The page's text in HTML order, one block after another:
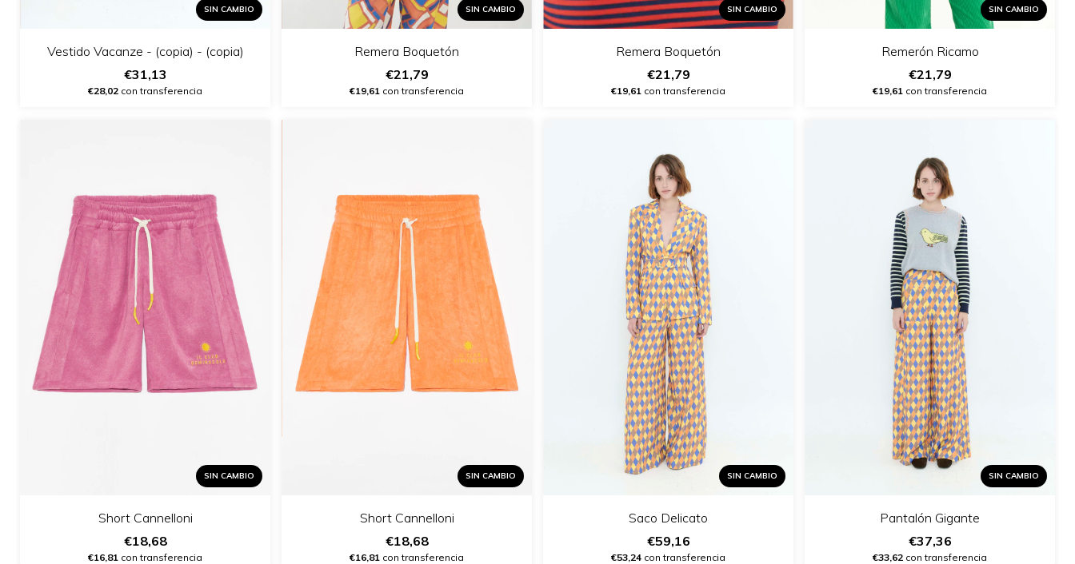
SIN CAMBIO
Vestido Vacanze - (copia) - (copia)
€31,13
€28,02 con transferencia
SIN CAMBIO
Remera Boquetón
€21,79
€19,61 con transferencia
SIN CAMBIO
Remera Boquetón
€21,79
€19,61 con transferencia
SIN CAMBIO
Remerón Ricamo
€21,79
€19,61 con transferencia
SIN CAMBIO
Short Cannelloni
€18,68
€16,81 con transferencia
SIN CAMBIO
Short Cannelloni
€18,68
€16,81 con transferencia
SIN CAMBIO
Saco Delicato
€59,16
€53,24 con transferencia
SIN CAMBIO
Pantalón Gigante
€37,36
€33,62 con transferencia